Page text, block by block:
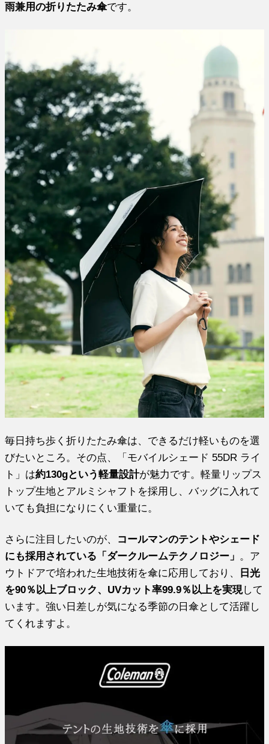
雨兼用の折りたたみ傘です。
毎日持ち歩く折りたたみ傘は、できるだけ軽いものを選
びたいところ。その点、「モバイルシェード 55DR ライ
ト」は約130gという軽量設計が魅力です。軽量リップス
トップ生地とアルミシャフトを採用し、バッグに入れて
いても負担になりにくい重量に。
さらに注目したいのが、 コールマンのテントやシェード
にも採用されている「ダークルームテクノロジー」 。ア
ウトドアで培われた生地技術を傘に応用しており、
日光
を90％以上ブロック、UVカット率99.9％以上を実現して
います。強い日差しが気になる季節の日傘として活躍し
てくれますよ。